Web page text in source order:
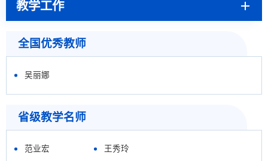
教学工作
全国优秀教师
吴丽娜
省级教学名师
范业宏 王秀玲